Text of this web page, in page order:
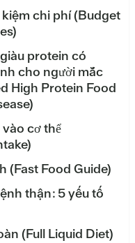
chi phí (Budget
protein có
cho người mắc
High Protein Food
cơ thể
(Fast Food Guide)
thận: 5 yếu tố
(Full Liquid Diet)